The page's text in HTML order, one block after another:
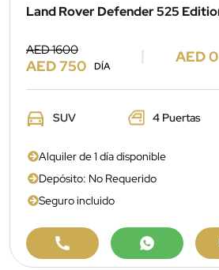
Land Rover Defender 525
AED 1600
AED 750 DÍA
AED 0
SUV 4 Puertas
Alquiler de 1 día disponible
Depósito: No Requerido
Seguro incluido